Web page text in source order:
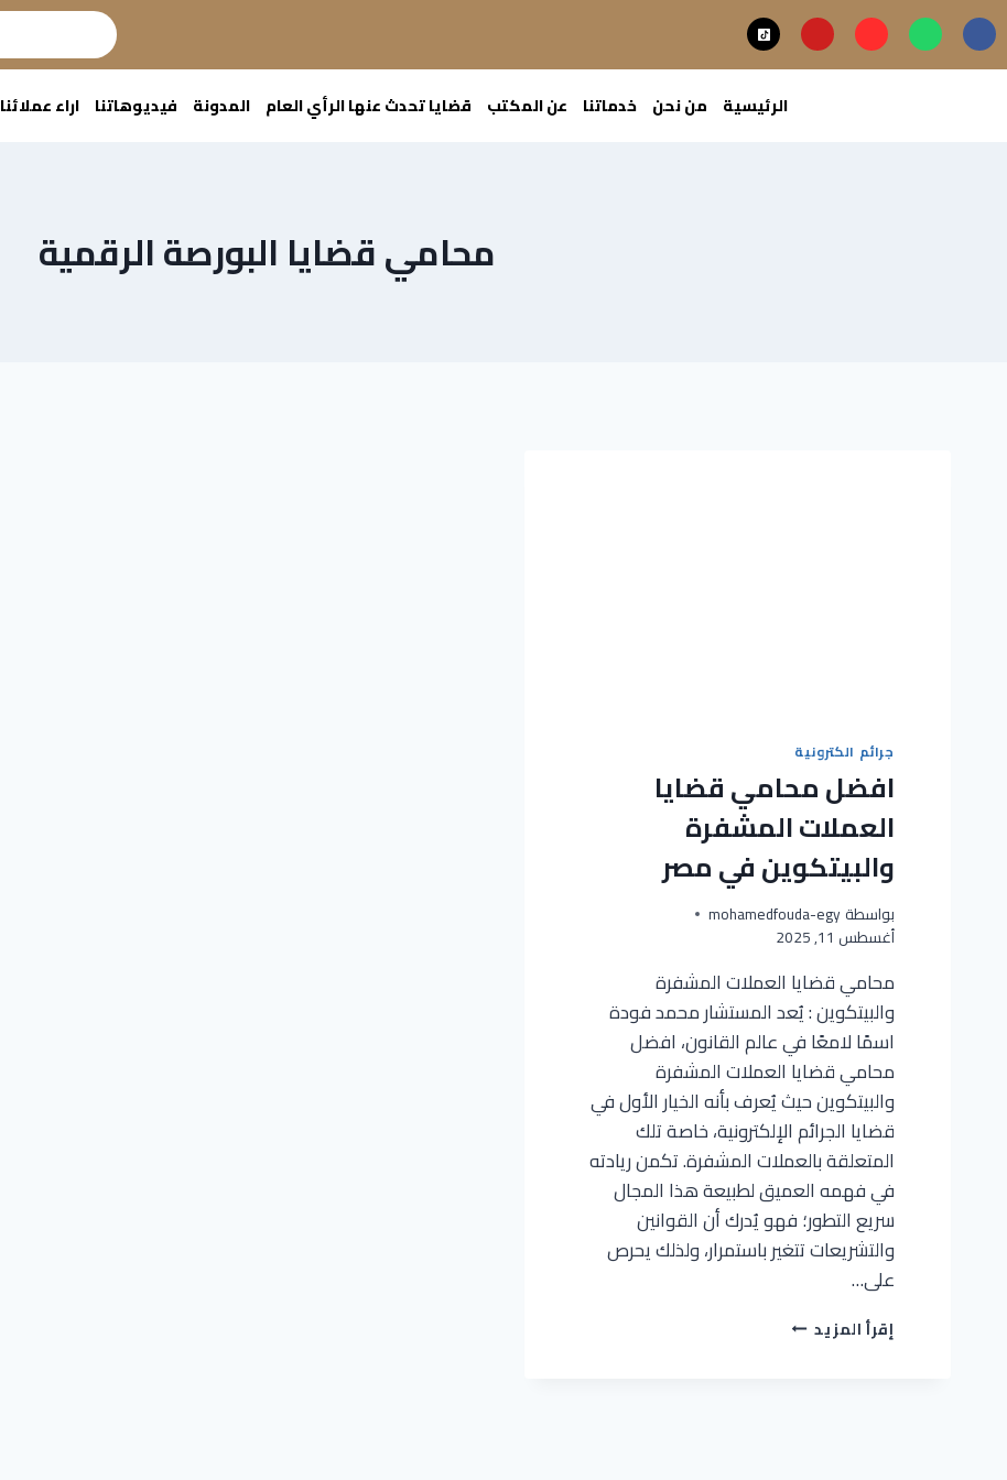
الرئيسية من نحن خدماتنا عن المكتب قضايا تحدث عنها الرأي العام المدونة فيديوهاتنا اراء عملائنا
محامي قضايا البورصة الرقمية
جرائم الكترونية
افضل محامي قضايا
العملات المشفرة
والبيتكوين في مصر
بواسطة mohamedfouda-egy
أغسطس 11, 2025
محامي قضايا العملات المشفرة
والبيتكوين : يُعد المستشار محمد فودة
اسمًا لامعًا في عالم القانون، افضل
محامي قضايا العملات المشفرة
والبيتكوين حيث يُعرف بأنه الخيار الأول في
قضايا الجرائم الإلكترونية، خاصة تلك
المتعلقة بالعملات المشفرة. تكمن ريادته
في فهمه العميق لطبيعة هذا المجال
سريع التطور؛ فهو يُدرك أن القوانين
والتشريعات تتغير باستمرار، ولذلك يحرص
على…
إقرأ المزيد